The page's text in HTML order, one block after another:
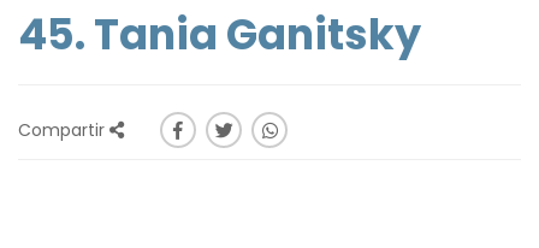
45. Tania Ganitsky
Compartir